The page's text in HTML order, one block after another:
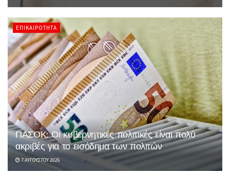
ΕΠΙΚΑΙΡΌΤΗΤΑ
ΠΑΣΟΚ: Οι κυβερνητικές πολιτικές είναι πολύ
ακριβές για το εισόδημα των πολιτών
7 ΑΥΓΟΎΣΤΟΥ 2026